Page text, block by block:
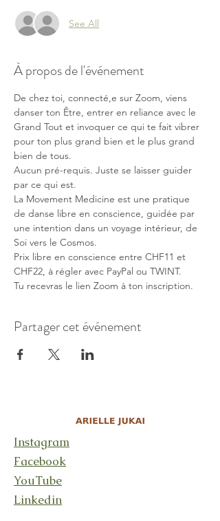
See All
À propos de l'événement
De chez toi, connecté,e sur Zoom, viens
danser ton Être, entrer en reliance avec le
Grand Tout et invoquer ce qui te fait vibrer
pour ton plus grand bien et le plus grand
bien de tous.
Aucun pré-requis. Juste se laisser guider
par ce qui est.
La Movement Medicine est une pratique
de danse libre en conscience, guidée par
une intention dans un voyage intérieur, de
Soi vers le Cosmos.
Prix libre en conscience entre CHF11 et
CHF22, à régler avec PayPal ou TWINT.
Tu recevras le lien Zoom à ton inscription.
Partager cet événement
Instagram
Facebook
YouTube
Linkedin